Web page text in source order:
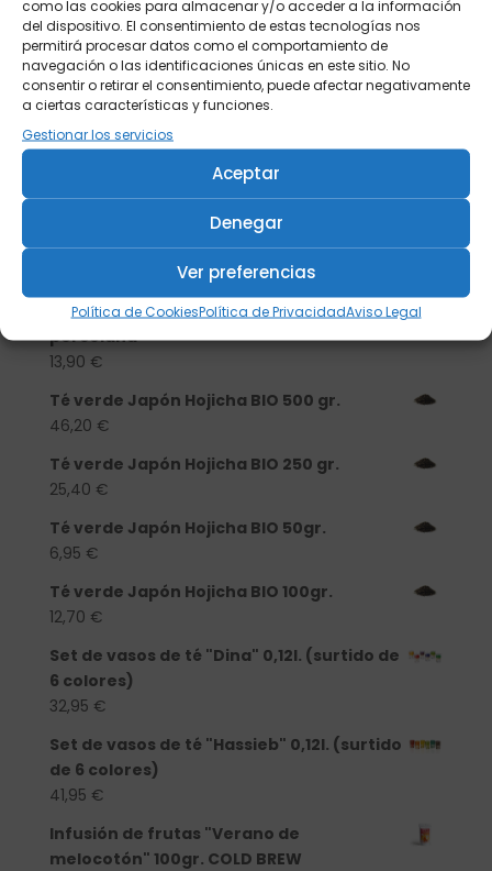
como las cookies para almacenar y/o acceder a la información
del dispositivo. El consentimiento de estas tecnologías nos
permitirá procesar datos como el comportamiento de
navegación o las identificaciones únicas en este sitio. No
consentir o retirar el consentimiento, puede afectar negativamente
a ciertas características y funciones.
Gestionar los servicios
Aceptar
Denegar
Ver preferencias
Política de CookiesPolítica de PrivacidadAviso Legal
Tisanera "Christmas Cats" 0,25l.
porcelana
13,90 €
Té verde Japón Hojicha BIO 500 gr.
46,20 €
Té verde Japón Hojicha BIO 250 gr.
25,40 €
Té verde Japón Hojicha BIO 50gr.
6,95 €
Té verde Japón Hojicha BIO 100gr.
12,70 €
Set de vasos de té "Dina" 0,12l. (surtido de
6 colores)
32,95 €
Set de vasos de té "Hassieb" 0,12l. (surtido
de 6 colores)
41,95 €
Infusión de frutas "Verano de
melocotón" 100gr. COLD BREW